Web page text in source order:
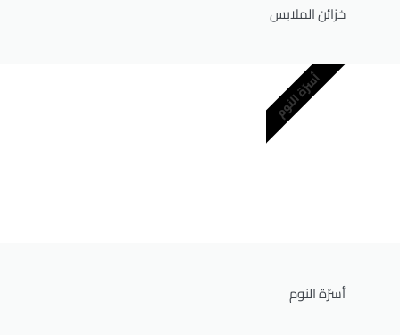
خزائن الملابس
أسرّة النوم
أسرّة النوم